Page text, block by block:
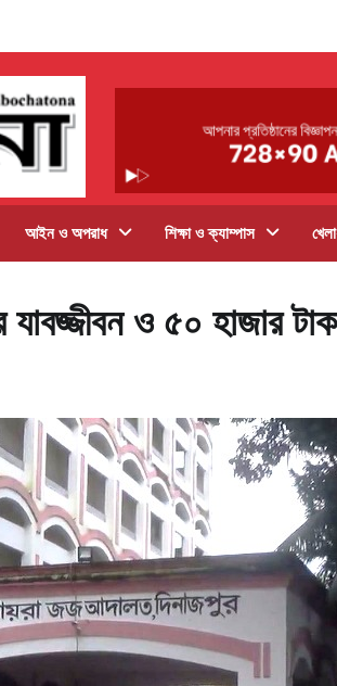
আইন ও অপরাধ শিক্ষা ও ক্যাম্পাস
ও ৫০ হাজার